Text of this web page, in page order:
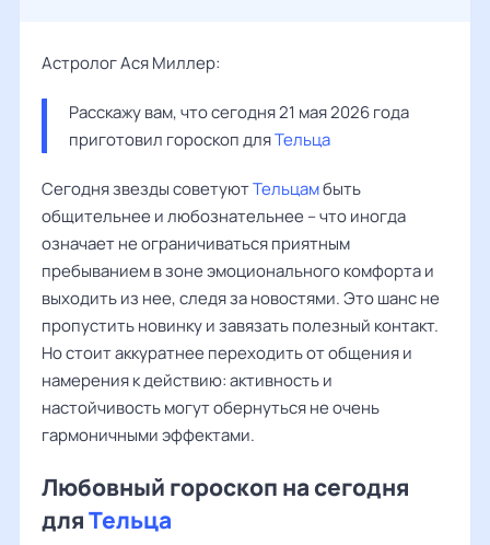
Астролог Ася Миллер:
Расскажу вам, что сегодня 21 мая 2026 года
приготовил гороскоп для Тельца
Сегодня звезды советуютТельцамбыть
общительнее и любознательнее – что иногда
означает не ограничиваться приятным
пребыванием в зоне эмоционального комфорта и
выходить из нее, следя за новостями. Это шанс не
пропустить новинку и завязать полезный контакт.
Но стоит аккуратнее переходить от общения и
намерения к действию: активность и
настойчивость могут обернуться не очень
гармоничными эффектами.
Любовный гороскоп на сегодня
дляТельца